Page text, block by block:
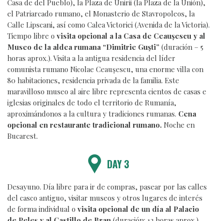
Casa de del Pueblo), la Plaza de Unirii (la Plaza de la Unión),
el Patriarcado rumano, el Monasterio de Stavropoleos, la
Calle Lipscani, así como Calea Victoriei (Avenida de la Victoria).
Tiempo libre o visita opcional a la Casa de Ceauşescu y al
Museo de la aldea rumana “Dimitrie Guşti” (duración – 5
horas aprox.). Visita a la antigua residencia del líder
comunista rumano Nicolae Ceauşescu, una enorme villa con
80 habitaciones, residencia privada de la familia. Este
maravilloso museo al aire libre representa cientos de casas e
iglesias originales de todo el territorio de Rumanía,
aproximándonos a la cultura y tradiciones rumanas. Cena
opcional en restaurante tradicional rumano. Noche en
Bucarest.
DAY 3
Desayuno. Día libre para ir de compras, pasear por las calles
del casco antiguo, visitar museos y otros lugares de interés
de forma individual o visita opcional de un día al Palacio